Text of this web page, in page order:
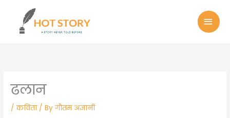
content
ढलान
/कविता/ Byगौतम अज्ञानी